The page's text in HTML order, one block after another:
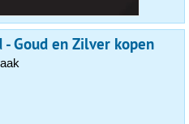
- Goud en Zilver kopen